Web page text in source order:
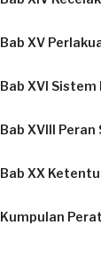
Bab XV
Bab XVI
Bab XVIII
Bab XX
Kumpulan